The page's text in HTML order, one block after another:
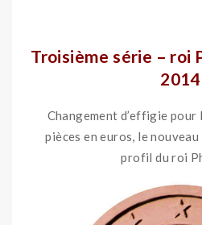
Troisième série – roi
2014
Changement d’effigie
pièces en euros, le
profil du roi